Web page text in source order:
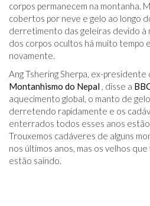
corpos permanecem na montanha.
cobertos por neve e gelo ao longo
derretimento das geleiras devido à
dos corpos ocultos há muito tempo
novamente.
Ang Tshering Sherpa, ex-presidente
Montanhismo do Nepal , disse a
aquecimento global, o manto de
derretendo rapidamente e os
enterrados todos esses anos
Trouxemos cadáveres de alguns
nos últimos anos, mas os velhos
estão saindo.